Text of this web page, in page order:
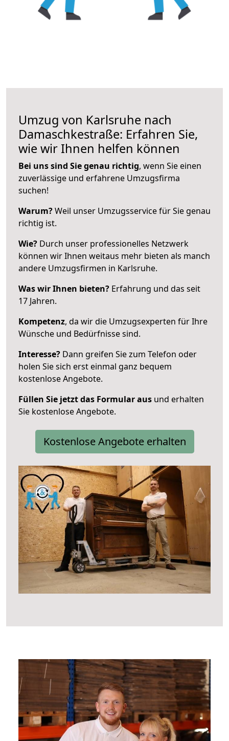
Umzug von Karlsruhe nach
Damaschkestraße: Erfahren Sie,
wie wir Ihnen helfen können
Bei uns sind Sie genau richtig, wenn Sie einen
zuverlässige und erfahrene Umzugsfirma
suchen!
Warum?Weil unser Umzugsservice für Sie genau
richtig ist.
Wie? Durch unser professionelles Netzwerk
können wir Ihnen weitaus mehr bieten als manch
andere Umzugsfirmen in Karlsruhe.
Was wir Ihnen bieten? Erfahrung und das seit
17 Jahren.
Kompetenz, da wir die Umzugsexperten für Ihre
Wünsche und Bedürfnisse sind.
Interesse? Dann greifen Sie zum Telefon oder
holen Sie sich erst einmal ganz bequem
kostenlose Angebote.
Füllen Sie jetzt das Formular aus und erhalten
Sie kostenlose Angebote.
Kostenlose Angebote erhalten